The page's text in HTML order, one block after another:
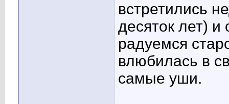
встретились
десяток лет) и
радуемся
влюбилась в
самые уши.